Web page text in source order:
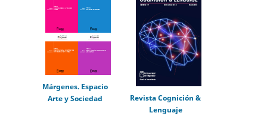
Márgenes. Espacio
Arte y Sociedad
Revista Cognición &
Lenguaje